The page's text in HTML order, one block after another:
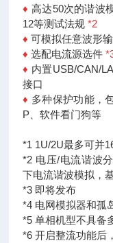
♦ 高达50次的谐波
12等测试法规*2
♦可模拟任意波形
♦选配电流源选件
♦ 内置USB/CAN/
接口
♦ 多种保护功能，
P、软件看门狗等
*1 1U/2U最多可并
*2 电压/电流谐波
下电流谐波模拟，
*3 即将发布
*4 电网模拟器和孤
*5 单相机型不具备
*6 开启整流功能后